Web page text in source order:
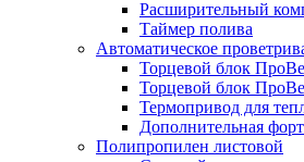
Расширительный
Таймер полива
Автоматическое
Торцевой блок
Торцевой блок
Термопривод для
Дополнительная
Полипропилен листовой